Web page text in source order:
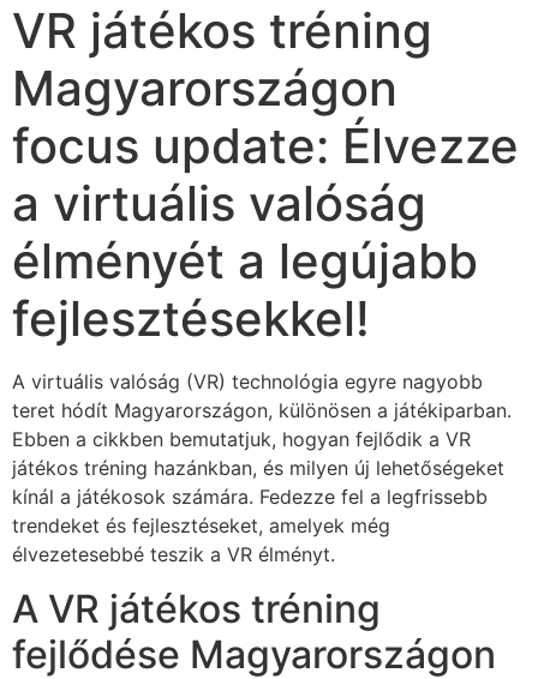
VR játékos tréning
Magyarországon
focus update: Élvezze
a virtuális valóság
élményét a legújabb
fejlesztésekkel!
A virtuális valóság (VR) technológia egyre nagyobb
teret hódít Magyarországon, különösen a játékiparban.
Ebben a cikkben bemutatjuk, hogyan fejlődik a VR
játékos tréning hazánkban, és milyen új lehetőségeket
kínál a játékosok számára. Fedezze fel a legfrissebb
trendeket és fejlesztéseket, amelyek még
élvezetesebbé teszik a VR élményt.
A VR játékos tréning
fejlődése Magyarországon